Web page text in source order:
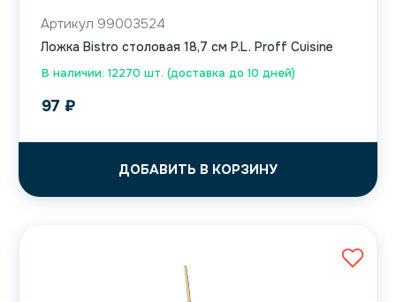
В наличии: 12270 шт. (доставка до 10 дней)
Артикул 99003524
Ложка Bistro столовая 18,7 см P.L. Proff Cuisine
97 ₽
ДОБАВИТЬ В КОРЗИНУ